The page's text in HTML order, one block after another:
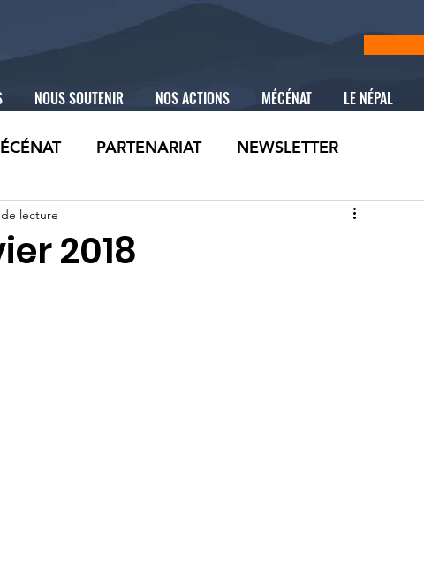
NOUS SOUTENIR NOS ACTIONS MÉCÉNAT LE NÉPAL
PARTENARIAT NEWSLETTER
2018
lecture